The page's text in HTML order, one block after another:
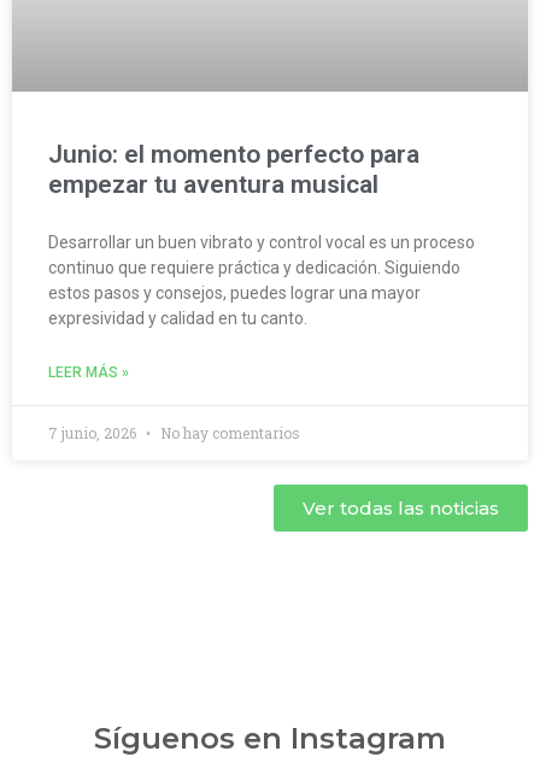
Junio: el momento perfecto para
empezar tu aventura musical
Desarrollar un buen vibrato y control vocal es un proceso
continuo que requiere práctica y dedicación. Siguiendo
estos pasos y consejos, puedes lograr una mayor
expresividad y calidad en tu canto.
LEER MÁS »
7 junio, 2026 No hay comentarios
Ver todas las noticias
Síguenos en Instagram